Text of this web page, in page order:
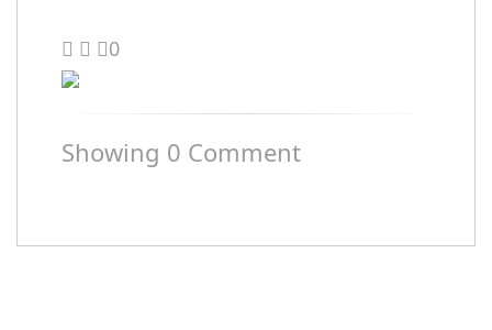
0
Showing 0 Comment